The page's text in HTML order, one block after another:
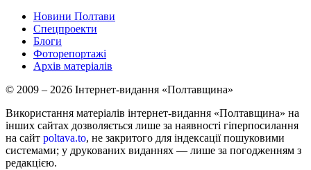
Новини Полтави
Спецпроекти
Блоги
Фоторепортажі
Архів матеріалів
© 2009 – 2026 Інтернет-видання «Полтавщина»
Використання матеріалів інтернет-видання «Полтавщина» на
інших сайтах дозволяється лише за наявності гіперпосилання
на сайт poltava.to, не закритого для індексації пошуковими
системами; у друкованих виданнях — лише за погодженням з
редакцією.